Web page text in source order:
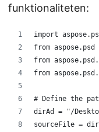
funktionaliteten:
import
from aspose.psd
from
from
# Define the
dirAd = "/
sourceFile =